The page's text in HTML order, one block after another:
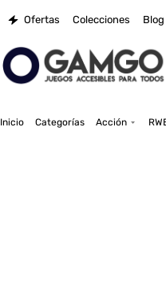
Ofertas Colecciones Blog
Inicio Categorías Acción